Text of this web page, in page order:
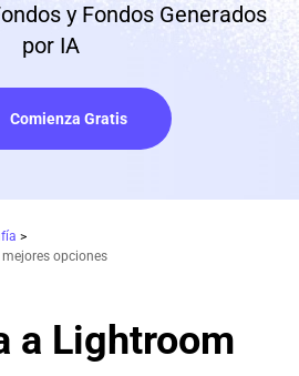
y Fondos Generados
por IA
Comienza Gratis
>
opciones
a Lightroom